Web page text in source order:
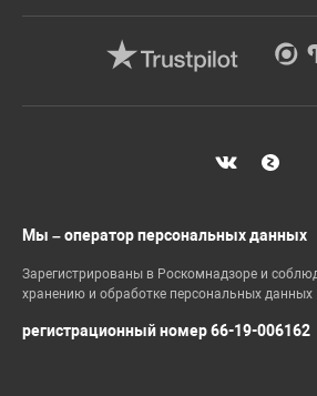
Мы – оператор персональных данных
Зарегистрированы в Роскомнадзоре и
хранению и обработке персональных данных
регистрационный номер 66-19-006162